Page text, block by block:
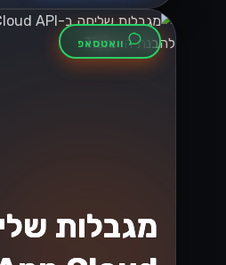
וואטסאפ
מגבלות